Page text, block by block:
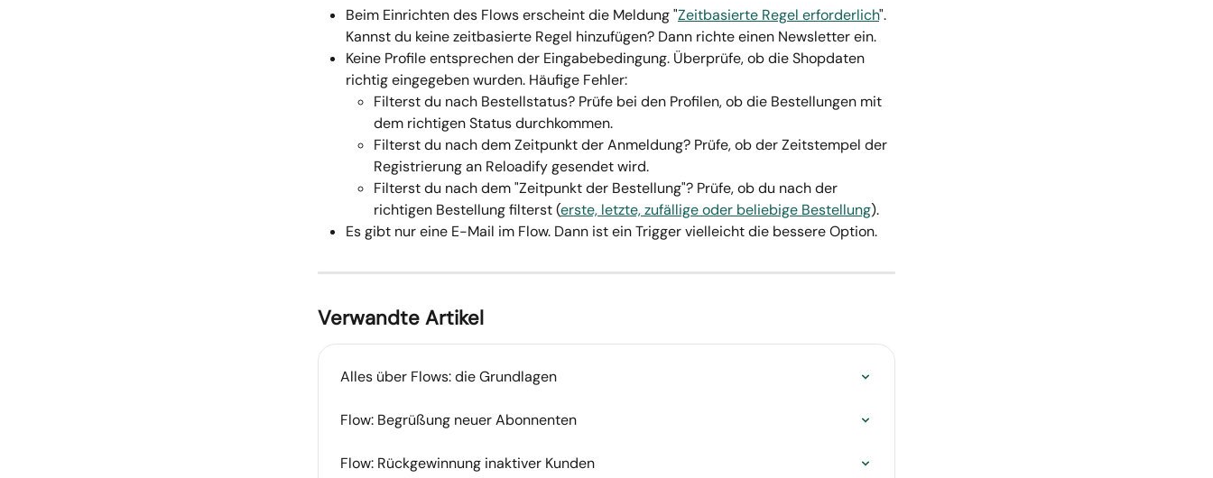
Beim Einrichten des Flows erscheint die Meldung "Zeitbasierte Regel erforderlich".
Kannst du keine zeitbasierte Regel hinzufügen? Dann richte einen Newsletter ein.
Keine Profile entsprechen der Eingabebedingung. Überprüfe, ob die Shopdaten
richtig eingegeben wurden. Häufige Fehler:
Filterst du nach Bestellstatus? Prüfe bei den Profilen, ob die Bestellungen mit
dem richtigen Status durchkommen.
Filterst du nach dem Zeitpunkt der Anmeldung? Prüfe, ob der Zeitstempel der
Registrierung an Reloadify gesendet wird.
Filterst du nach dem "Zeitpunkt der Bestellung"? Prüfe, ob du nach der
richtigen Bestellung filterst (erste, letzte, zufällige oder beliebige Bestellung).
Es gibt nur eine E-Mail im Flow. Dann ist ein Trigger vielleicht die bessere Option.
Verwandte Artikel
Alles über Flows: die Grundlagen
Flow: Begrüßung neuer Abonnenten
Flow: Rückgewinnung inaktiver Kunden